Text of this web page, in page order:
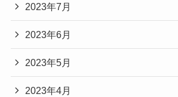
2023年7月
2023年6月
2023年5月
2023年4月